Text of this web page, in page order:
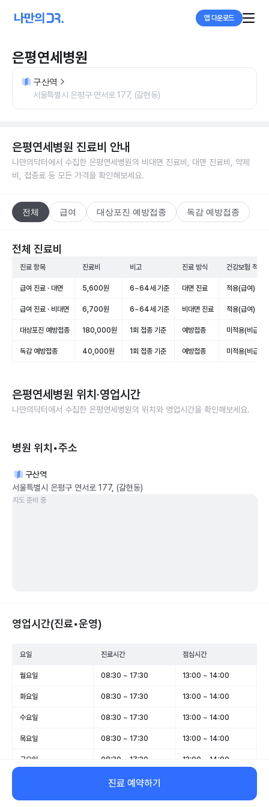
앱 다운로드
은평연세병원
구산역
서울특별시 은평구 연서로 177, (갈현동)
은평연세병원 진료비 안내
나만의닥터에서 수집한 은평연세병원의 비대면 진료비, 대면 진료비, 약제
비, 접종료 등 모든 가격을 확인해보세요.
전체 급여 대상포진 예방접종 독감 예방접종
전체 진료비
진료 항목 진료비 비고 진료 방식 건강보험 적용
급여 진료 · 대면 5,600원 6~64세 기준 대면 진료 적용(급여)
급여 진료 · 비대면 6,700원 6~64세 기준 비대면 진료 적용(급여)
대상포진 예방접종 180,000원 1회 접종 기준 예방접종 미적용(비급여)
독감 예방접종 40,000원 1회 접종 기준 예방접종 미적용(비급여)
은평연세병원 위치·영업시간
나만의닥터에서 수집한 은평연세병원의 위치와 영업시간을 확인해보세요.
병원 위치•주소
구산역
서울특별시 은평구 연서로 177, (갈현동)
지도 준비 중
영업시간(진료•운영)
요일 진료시간 점심시간
월요일 08:30 ~ 17:30 13:00 ~ 14:00
화요일 08:30 ~ 17:30 13:00 ~ 14:00
수요일 08:30 ~ 17:30 13:00 ~ 14:00
목요일 08:30 ~ 17:30 13:00 ~ 14:00
금요일 08:30 ~ 17:30 13:00 ~ 14:00
08:30 ~ 12:30
일요일 휴무 -
진료 예약하기